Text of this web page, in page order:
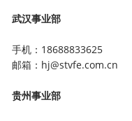
武汉事业部
手机：18688833625
邮箱：hj@stvfe.com.cn
贵州事业部